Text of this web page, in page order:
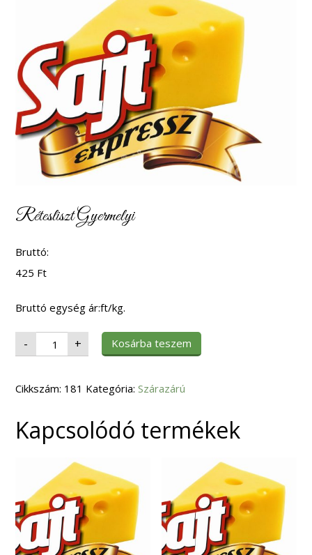
Rétesliszt Gyermelyi
Bruttó:
425 Ft
Bruttó egység ár:ft/kg.
- Rétesliszt
Gyermelyi
mennyiség
+ Kosárba teszem
Cikkszám: 181 Kategória:Szárazárú
Kapcsolódó termékek